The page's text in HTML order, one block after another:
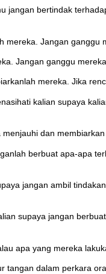
jangan bertindak
mereka. Jangan
Jangan ganggu
mereka. Jika
kalian supaya
dan
berbuat apa-apa
jangan ambil
supaya jangan
apa yang mereka
tangan dalam perkara